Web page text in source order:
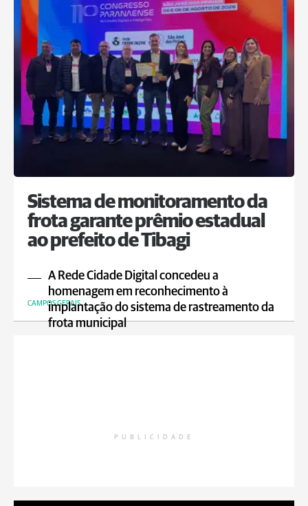
Sistema de monitoramento da
frota garante prêmio estadual
ao prefeito de Tibagi
A Rede Cidade Digital concedeu a
homenagem em reconhecimento à
implantação do sistema de rastreamento da
frota municipal
CAMPOS GERAIS
PUBLICIDADE